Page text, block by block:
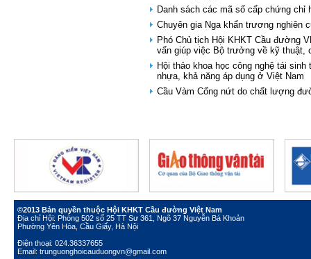
Danh sách các mã số cấp chứng chỉ
Chuyên gia Nga khẩn trương nghiên
Phó Chủ tịch Hội KHKT Cầu đường
vấn giúp việc Bộ trưởng về kỹ thuật,
Hội thảo khoa học công nghệ tái
nhựa, khả năng áp dụng ở Việt Nam
Cầu Vàm Cống nứt do chất lượng
©2013 Bản quyền thuộc Hội KHKT Cầu đường Việt Nam
Địa chỉ Hội: Phòng 502 số 25 TT Sư 361, Ngõ 37 Nguyễn Bá Khoản
Phường Yên Hòa, Cầu Giấy, Hà Nội
Điện thoại: 024.36337655
Email: trunguonghoicauduongvn@gmail.com